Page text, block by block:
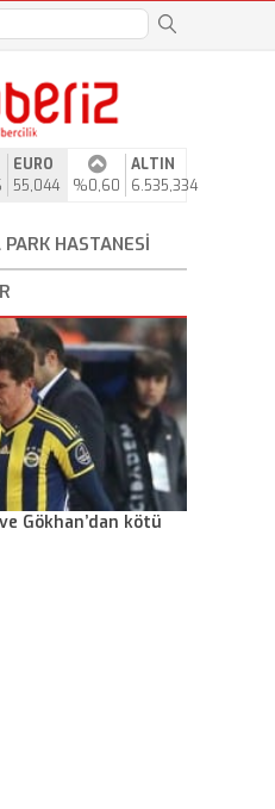
EURO
55,044
%0,60
ALTIN
6.535,334
HASTANESI
Gökhan’dan kötü